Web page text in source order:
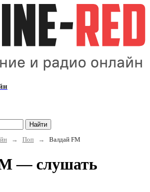
Найти
→ Поп → Валдай FM
— слушать